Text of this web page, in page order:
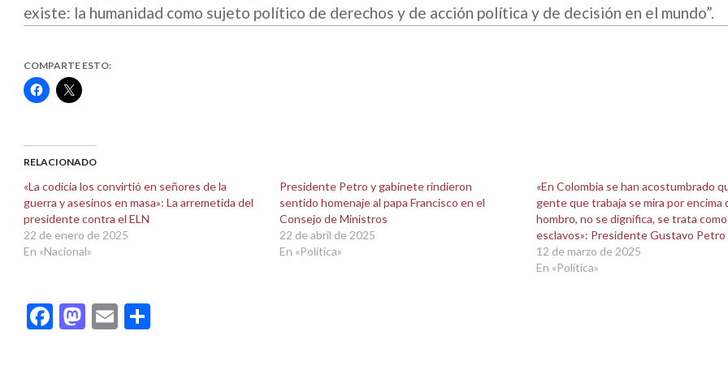
existe: la humanidad como sujeto político de derechos y de acción política y de decisión en el mundo”.
COMPARTE ESTO:
Haz
clic
abre
una
ventana
nueva)
Haz
clic
abre
una
ventana
nueva)
RELACIONADO
«La codicia los convirtió en señores de la
guerra y asesinos en masa»: La arremetida del
presidente contra el ELN
22 de enero de 2025
En «Nacional»
Presidente Petro y gabinete rindieron
sentido homenaje al papa Francisco en el
Consejo de Ministros
22 de abril de 2025
En «Política»
«En Colombia se han acostumbrado
gente que trabaja se mira por encima
hombro, no se dignifica, se trata como
esclavos»: Presidente Gustavo Petro
12 de marzo de 2025
En «Política»
Facebook
Mastodon
Email